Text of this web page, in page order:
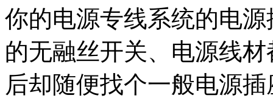
你的电源专线系统的电
的无融丝开关、电源线
后却随便找个一般电源